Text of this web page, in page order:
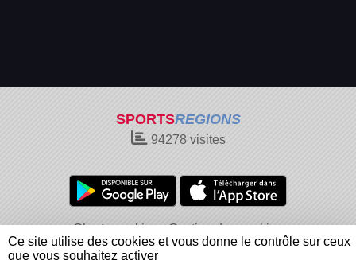
SPORTSREGIONS
94278visites
Charte cookies
Gestion des cookies
Informations légales
Signaler un contenu inapproprié
Ce site utilise des cookies et vous donne le contrôle sur ceux
que vous souhaitez activer